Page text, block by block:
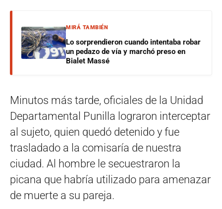
MIRÁ TAMBIÉN
Lo sorprendieron cuando intentaba robar
un pedazo de vía y marchó preso en
Bialet Massé
Minutos más tarde, oficiales de la Unidad
Departamental Punilla lograron interceptar
al sujeto, quien quedó detenido y fue
trasladado a la comisaría de nuestra
ciudad. Al hombre le secuestraron la
picana que habría utilizado para amenazar
de muerte a su pareja.